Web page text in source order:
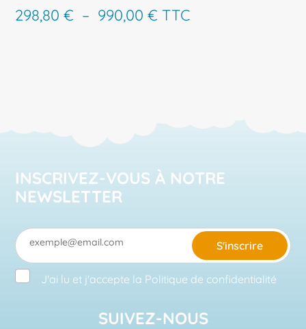
298,80€ – 990,00€ Plage
TTC
INSCRIVEZ-VOUS À NOTRE
NEWSLETTER
S'inscrire
J'ai lu et j'accepte la Politique de confidentialité
SUIVEZ-NOUS